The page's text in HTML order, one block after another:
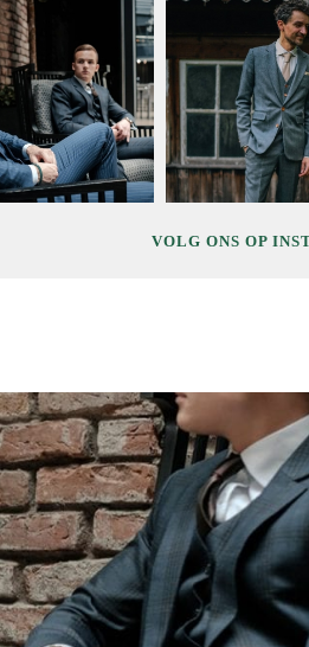
VOLG ONS OP
"Ik draag Piter zijn
dan